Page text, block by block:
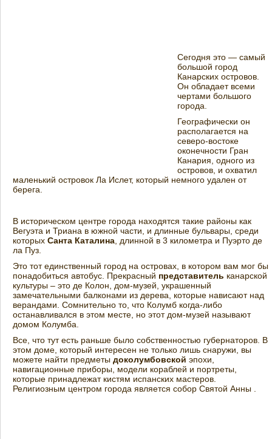
Сегодня это — самый
большой город
Канарских островов.
Он обладает всеми
чертами большого
города.
Географически он
располагается на
северо-востоке
оконечности Гран
Канария, одного из
островов, и охватил
маленький островок Ла Ислет, который немного удален от
берега.
В историческом центре города находятся такие районы как
Вегуэта и Триана в южной части, и длинные бульвары, среди
которых Санта Каталина , длинной в 3 километра и Пуэрто де
ла Пуз.
Это тот единственный город на островах, в котором вам мог бы
понадобиться автобус. Прекрасный представитель канарской
культуры – это де Колон, дом-музей, украшенный
замечательными балконами из дерева, которые нависают над
верандами. Сомнительно то, что Колумб когда-либо
останавливался в этом месте, но этот дом-музей называют
домом Колумба.
Все, что тут есть раньше было собственностью губернаторов. В
этом доме, который интересен не только лишь снаружи, вы
можете найти предметы доколумбовской эпохи,
навигационные приборы, модели кораблей и портреты,
которые принадлежат кистям испанских мастеров.
Религиозным центром города является собор Святой Анны .